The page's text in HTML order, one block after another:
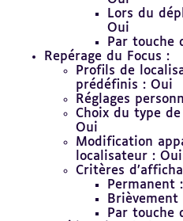
Lors du
Oui
Par touche
Repérage du Focus :
Profils de
prédéfinis : Oui
Réglages
Choix du type
Oui
Modification
localisateur : Oui
Critères
Permanent
Brièvement
Par touche